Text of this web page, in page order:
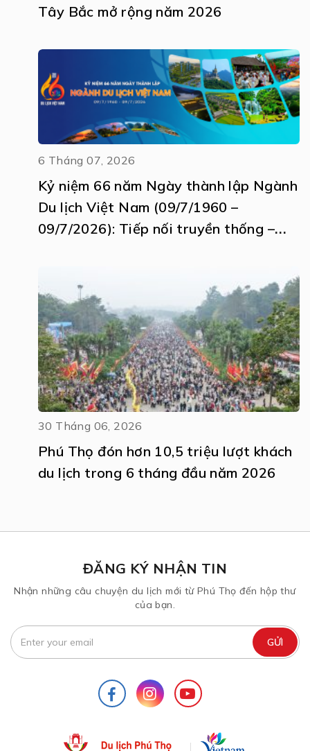
Tây Bắc mở rộng năm 2026
6 Tháng 07, 2026
Kỷ niệm 66 năm Ngày thành lập Ngành
Du lịch Việt Nam (09/7/1960 –
09/7/2026): Tiếp nối truyền thống –
30 Tháng 06, 2026
Phú Thọ đón hơn 10,5 triệu lượt khách
du lịch trong 6 tháng đầu năm 2026
ĐĂNG KÝ NHẬN TIN
Nhận những câu chuyện du lịch mới từ Phú Thọ đến hộp thư
của bạn.